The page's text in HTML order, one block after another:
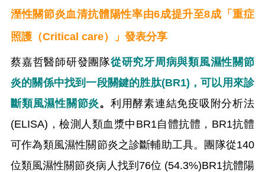
溼性關節炎血清抗體陽性率由6成提升至8成 「重症
照護（Critical care）」發表分享
蔡嘉哲醫師研發團隊從研究牙周病與類風濕性關節
炎的關係中找到一段關鍵的胜肽(BR1)，可以用來診
斷類風濕性關節炎。 利用酵素連結免疫吸附分析法
(ELISA)，檢測人類血漿中BR1自體抗體，BR1抗體
可作為類風濕性關節炎之診斷輔助工具。團隊從140
位類風濕性關節炎病人找到76位 (54.3%)BR1抗體陽